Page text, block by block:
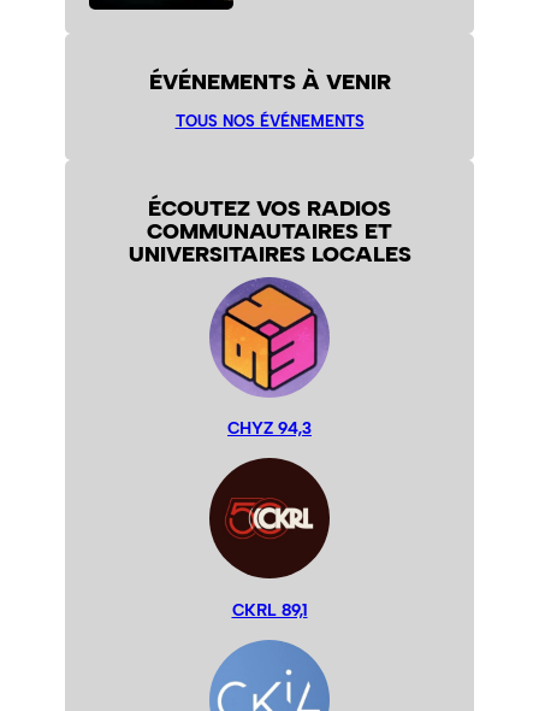
ÉVÉNEMENTS À VENIR
TOUS NOS ÉVÉNEMENTS
ÉCOUTEZ VOS RADIOS
COMMUNAUTAIRES ET
UNIVERSITAIRES LOCALES
CHYZ 94,3
CKRL 89,1